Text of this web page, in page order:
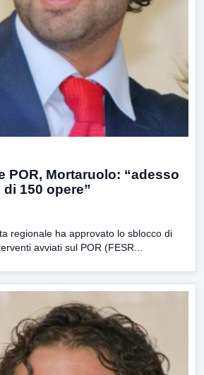
POR, Mortaruolo: “adesso
150 opere”
regionale ha approvato lo sblocco di
avviati sul POR (FESR...